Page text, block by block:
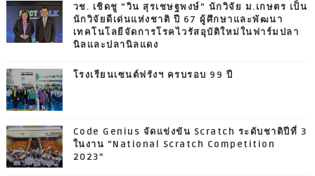
วช. เชิดชู “วิน สุรเชษฐพงษ์” นักวิจัย ม.เกษตร เป็น
นักวิจัยดีเด่นแห่งชาติ ปี 67 ผู้ศึกษาและพัฒนา
เทคโนโลยีจัดการโรคไวรัสอุบัติใหม่ในฟาร์มปลา
นิลและปลานิลแดง
โรงเรียนเซนต์ฟรังฯ ครบรอบ 99 ปี
Code Genius จัดแข่งขัน Scratch ระดับชาติปีที่ 3
ในงาน “National Scratch Competition
2023”